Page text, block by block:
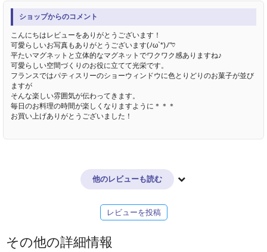
ショップからのコメント
こんにちはレビューをありがとうございます！
可愛らしいお写真もありがとうございます(ﾉω`*)ﾉ"♡
平たいマグネットと立体的なマグネットでワクワク感ありますね♪
可愛らしい空間づくりのお役に立てて光栄です。
フランスではパティスリーのショーウィンドウに色とりどりのお菓子が並び
ますが
そんな楽しい雰囲気が伝わってきます。
毎日のお料理の時間が楽しくなりますように＊＊＊
お買い上げありがとうございました！
他のレビューも読む
レビューを投稿
その他の詳細情報